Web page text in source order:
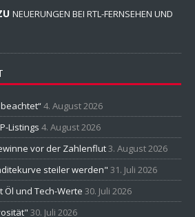
NEUERUNGEN BEI RTL-FERNSEHEN UND
4. August 2026
Listings 4. August 2026
vor der Zahlenflut3. August 2026
steiler werden" 31. Juli 2026
und Tech-Werte 30. Juli 2026
30. Juli 2026